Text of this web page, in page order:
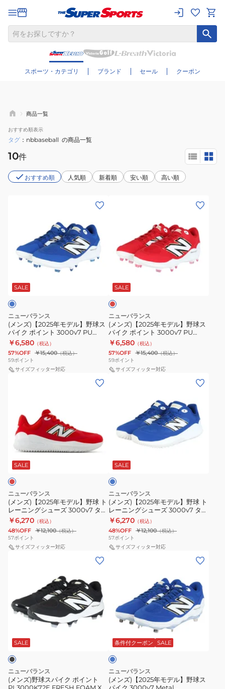
スポーツ・カテゴリ ブランド セール クーポン
さらに絞り込む
商品一覧
おすすめ順表示
タグ nbbaseball の商品一覧
10件
おすすめ順 人気順 新着順 安い順 高い順
ル】
野
球
ス
パ
イ
ク
ポ
3000v7
PU
PL3000B7
2E
SALE
ニューバランス
(メンズ)【2025年モデル】野球ス
パイク ポイント 3000v7 PU
Molded PL3000B7 2E
￥6,580 （税込）
57%OFF ￥15,400（税込）
59ポイント
サイズフィッター対応
ル】
野
球
ス
パ
イ
ク
ポ
3000v7
PU
Molded
2E
SALE
レ
ニューバランス
(メンズ)【2025年モデル】野球ス
パイク ポイント 3000v7 PU
Molded PL3000R7 2E
￥6,580 （税込）
57%OFF ￥15,400（税込）
59ポイント
サイズフィッター対応
【2025
デ
ル】
野
球
ト
レ
ー
ニ
ン
ズ
3000v7
ー
フ
TURF
T3000TR7
SALE
ニューバランス
(メンズ)【2025年モデル】野球 ト
レーニングシューズ 3000v7 ター
フ TURF T3000TR7 2E
￥6,270 （税込）
48%OFF ￥12,100（税込）
57ポイント
サイズフィッター対応
ル】
野
球
ト
レ
ー
ニ
ン
3000v7
ー
フ
TURF
T3000TB7
SALE
ブ
ニューバランス
(メンズ)【2025年モデル】野球 ト
レーニングシューズ 3000v7 ター
フ TURF T3000TB7 2E
￥6,270 （税込）
48%OFF ￥12,100（税込）
57ポイント
サイズフィッター対応
球
ス
イ
ク
ポ
イ
SALE
ニューバランス
(メンズ)野球スパイク ポイント
ル】
野
球
ス
条件付クーポン SALE
ブ
ニューバランス
(メンズ)【2025年モデル】野球ス